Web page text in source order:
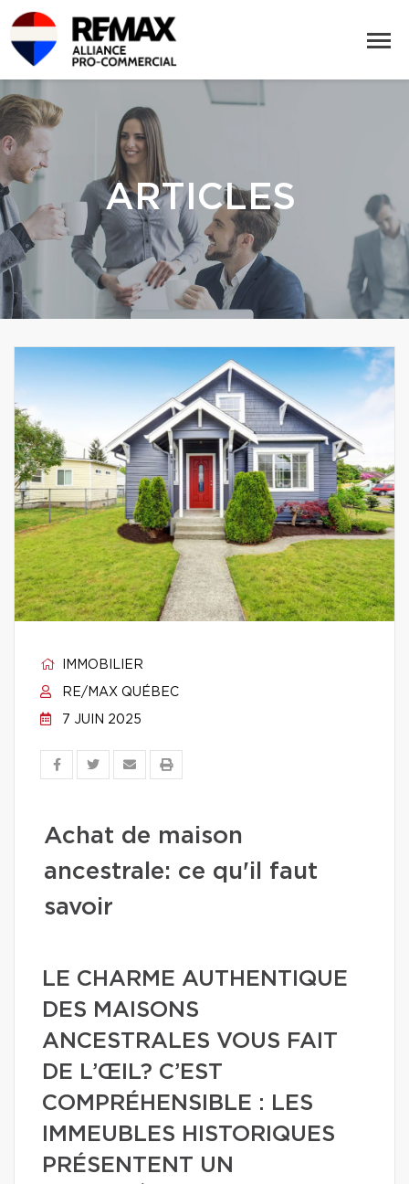
ARTICLES
IMMOBILIER
RE/MAX QUÉBEC
7 JUIN 2025
Achat de maison
ancestrale: ce qu'il faut
savoir
LE CHARME AUTHENTIQUE
DES MAISONS
ANCESTRALES VOUS FAIT
DE L’ŒIL? C’EST
COMPRÉHENSIBLE : LES
IMMEUBLES HISTORIQUES
PRÉSENTENT UN